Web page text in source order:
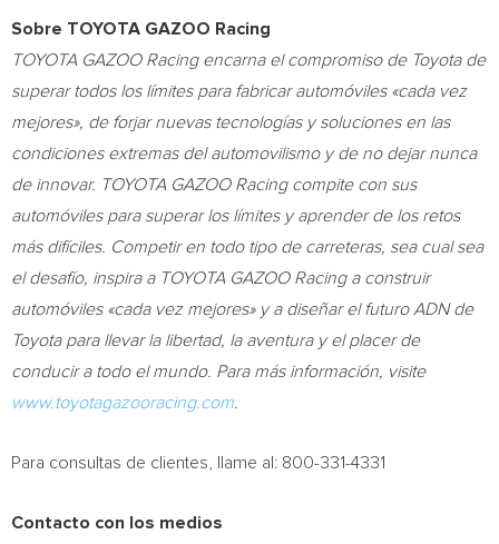
Sobre TOYOTA GAZOO Racing
TOYOTA GAZOO Racing encarna el compromiso de Toyota de
superar todos los límites para fabricar automóviles «cada vez
mejores», de forjar nuevas tecnologías y soluciones en las
condiciones extremas del automovilismo y de no dejar nunca
de innovar. TOYOTA GAZOO Racing compite con sus
automóviles para superar los límites y aprender de los retos
más difíciles. Competir en todo tipo de carreteras, sea cual sea
el desafío, inspira a TOYOTA GAZOO Racing a construir
automóviles «cada vez mejores» y a diseñar el futuro ADN de
Toyota para llevar la libertad, la aventura y el placer de
conducir a todo el mundo. Para más información, visite
www.toyotagazooracing.com
Para consultas de clientes, llame al: 800-331-4331
Contacto con los medios